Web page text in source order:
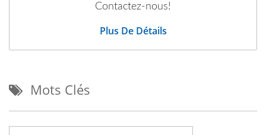
Contactez-nous!
Plus De Détails
Mots Clés